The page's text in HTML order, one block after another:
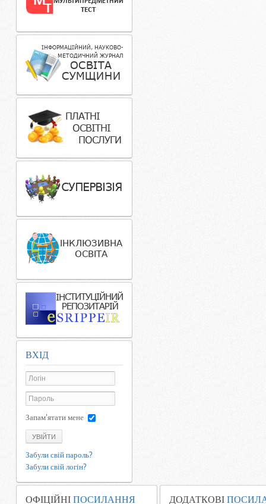
ВХІД
Запам'ятати мене
УВІЙТИ
Забули свій пароль?
Забули свій логін?
ОФІЦІЙНІ ПОСИЛАННЯ ДОДАТКОВІ